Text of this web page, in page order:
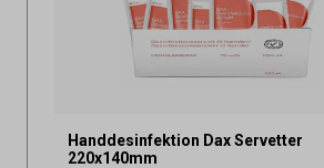
Handdesinfektion Dax Servetter
220x140mm